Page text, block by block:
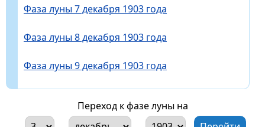
Фаза луны 7 декабря 1903 года
Фаза луны 8 декабря 1903 года
Фаза луны 9 декабря 1903 года
Переход к фазе луны на